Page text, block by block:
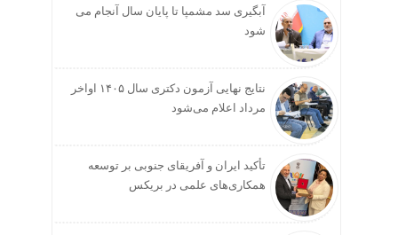
آبگیری سد مشمپا تا پایان سال آنجام می
شود
نتایج نهایی آزمون دکتری سال ۱۴۰۵ اواخر
مرداد اعلام می‌شود
تأکید ایران و آفریقای جنوبی بر توسعه
همکاری‌های علمی در بریکس